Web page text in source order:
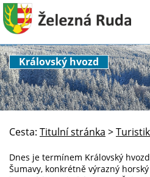
Královský hvozd
Cesta: Titulní stránka >
Dnes je termínem Královský
Šumavy, konkrétně výrazný